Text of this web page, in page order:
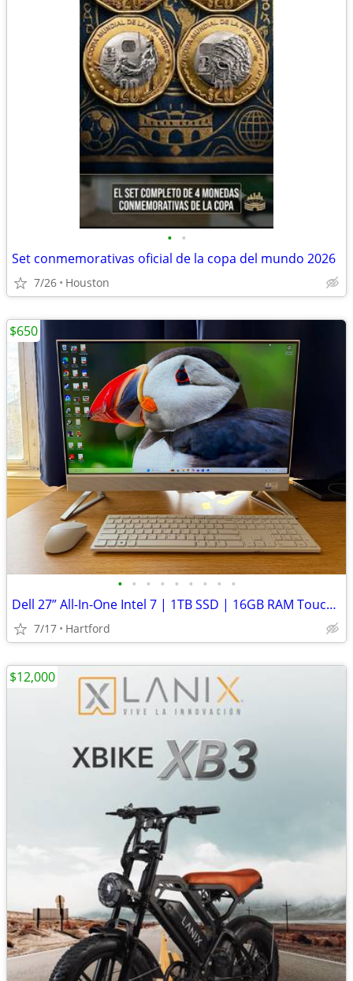
• •
Set conmemorativas oficial de la copa del mundo 2026
7/26 Houston
• • • • • • • • •
Dell 27” All-In-One Intel 7 | 1TB SSD | 16GB RAM Touch Screen
7/17 Hartford
$650
$12,000